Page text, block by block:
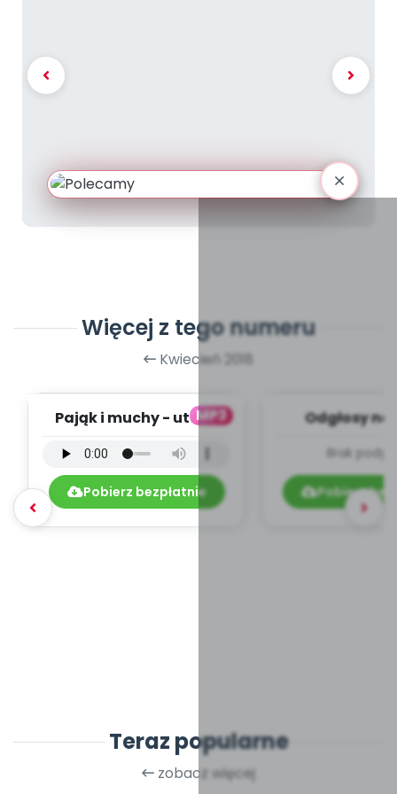
Więcej z tego numeru
Kwiecień 2018
MP3
Pająk i muchy - utwór
mp3)
Pobierz bezpłatnie
Odgłosy na
Brak
Pobierz
Teraz popularne
zobacz więcej